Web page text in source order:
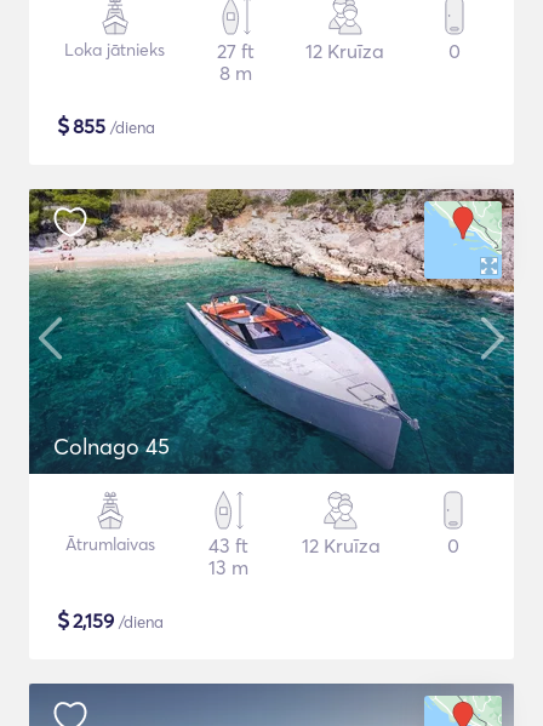
Loka jātnieks
27 ft
8 m
12 Kruīza 0
$855 /diena
Colnago 45
Ātrumlaivas
43 ft
13 m
12 Kruīza 0
$2,159 /diena